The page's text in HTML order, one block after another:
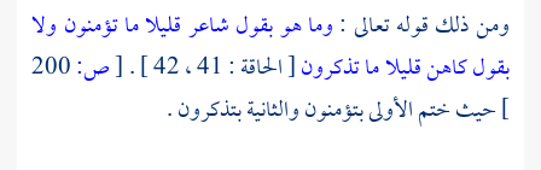
ومن ذلك قوله تعالى :وما هو بقول شاعر قليلا ما تؤمنون ولا
بقول كاهن قليلا ما تذكرون[ الحاقة : 41 ، 42 ] . [ص:200
]حيث ختم الأولى بتؤمنون والثانية بتذكرون .